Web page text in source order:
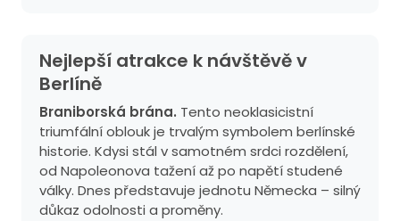
Nejlepší atrakce k návštěvě v
Berlíně
Braniborská brána. Tento neoklasicistní
triumfální oblouk je trvalým symbolem berlínské
historie. Kdysi stál v samotném srdci rozdělení,
od Napoleonova tažení až po napětí studené
války. Dnes představuje jednotu Německa – silný
důkaz odolnosti a proměny.